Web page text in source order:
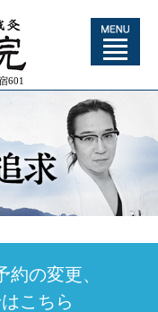
601
の変更、
こちら